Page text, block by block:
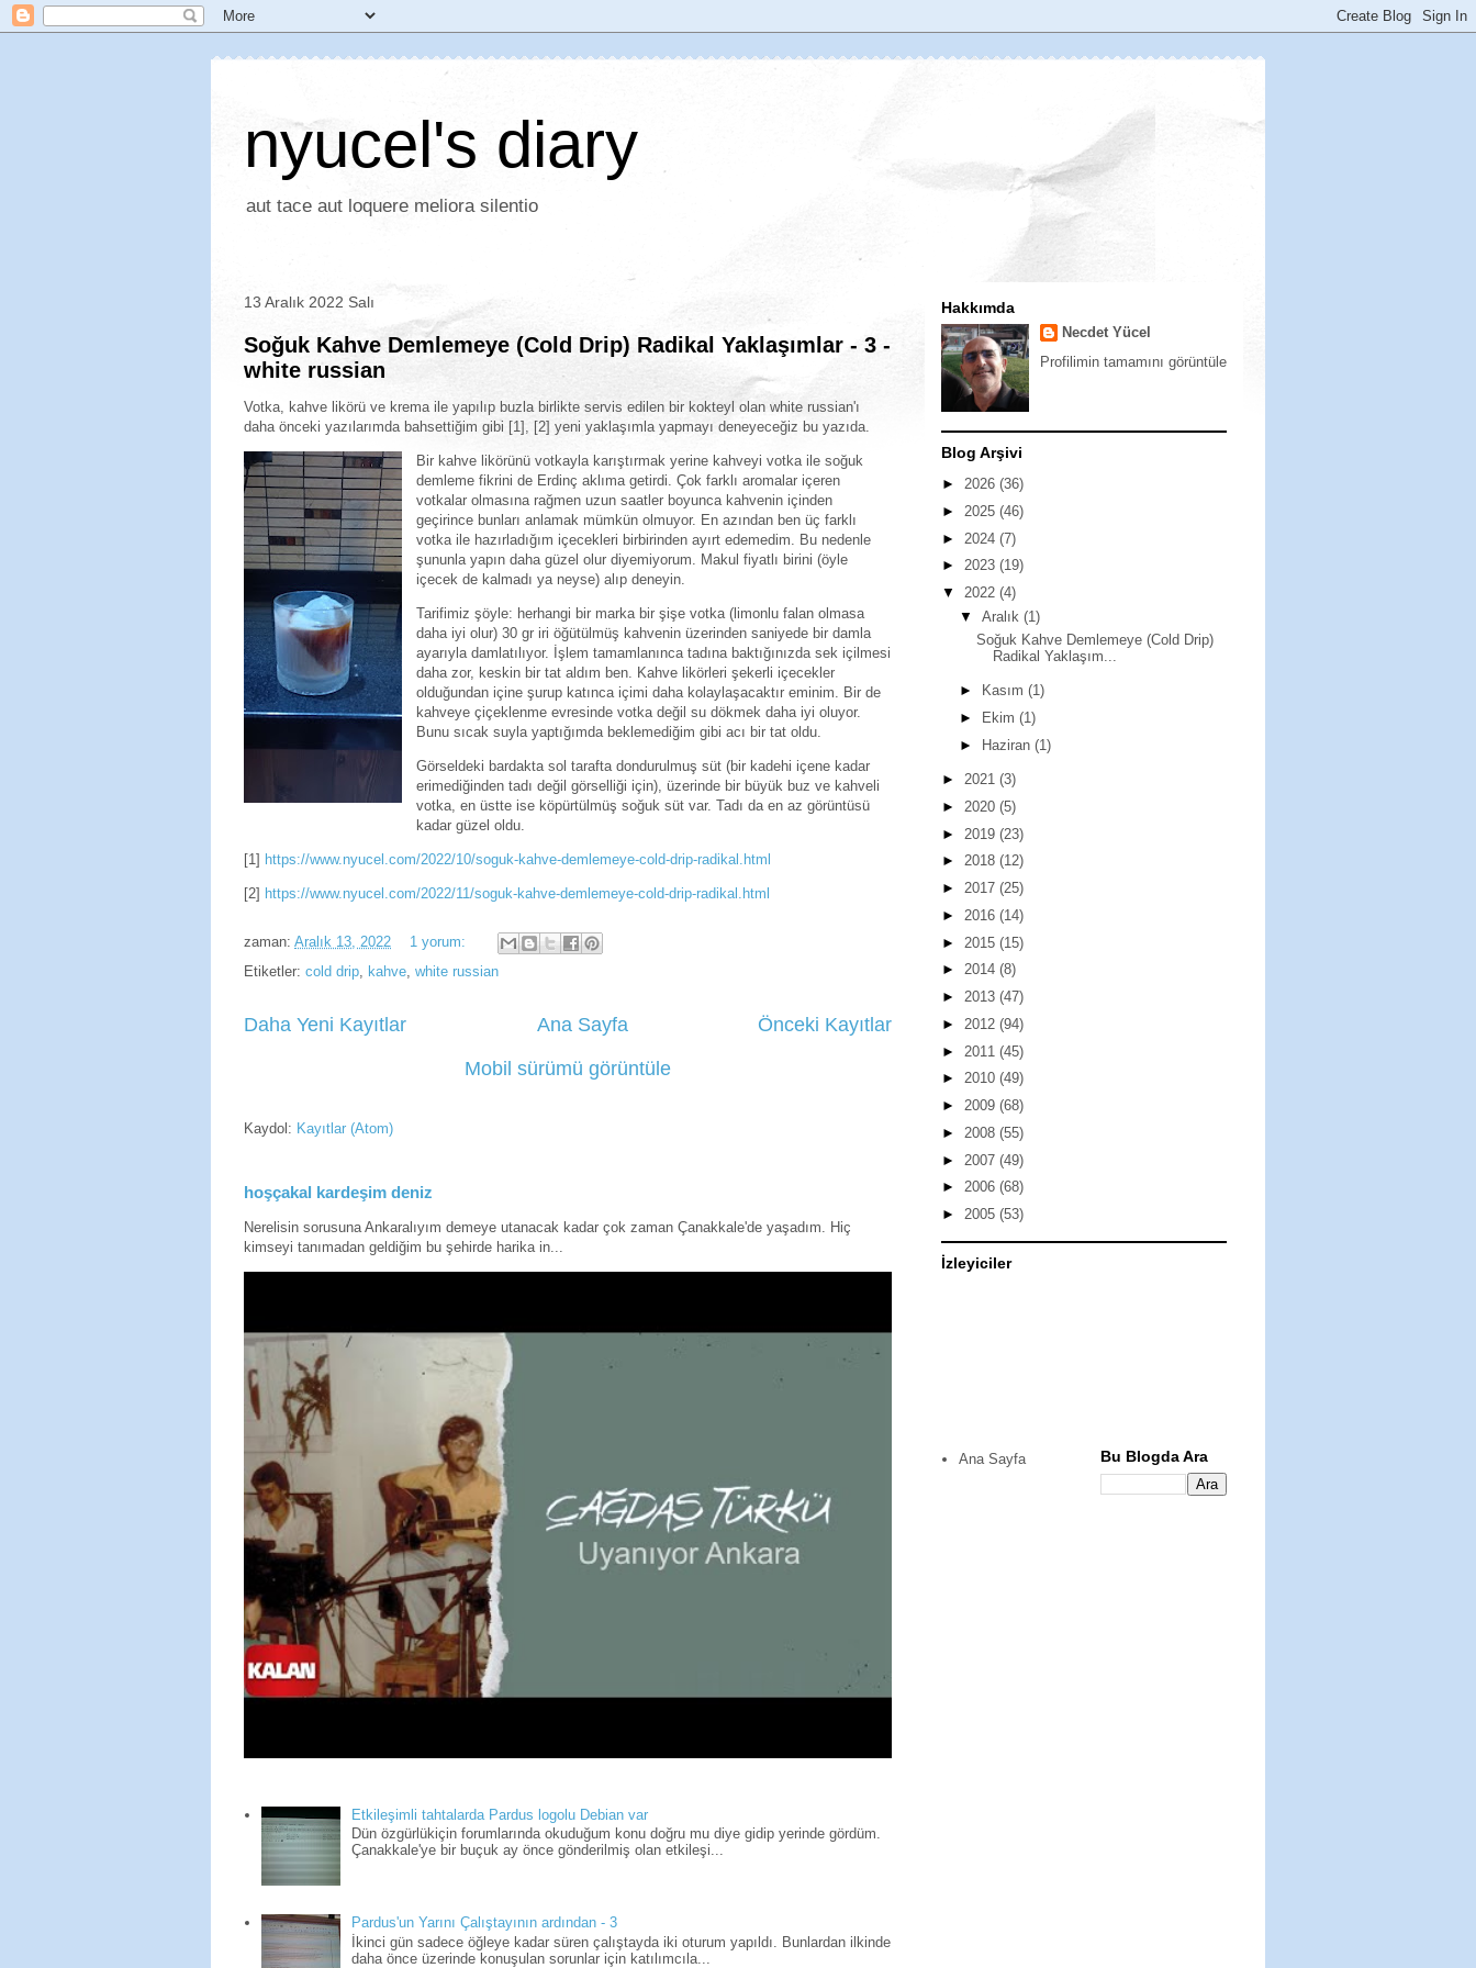
nyucel's diary
aut tace aut loquere meliora silentio
13 Aralık 2022 Salı
Soğuk Kahve Demlemeye (Cold Drip) Radikal Yaklaşımlar - 3 -
white russian
Votka, kahve likörü ve krema ile yapılıp buzla birlikte servis edilen bir kokteyl olan white russian'ı
daha önceki yazılarımda bahsettiğim gibi [1], [2] yeni yaklaşımla yapmayı deneyeceğiz bu yazıda.
Bir kahve likörünü votkayla karıştırmak yerine kahveyi votka ile soğuk
demleme fikrini de Erdinç aklıma getirdi. Çok farklı aromalar içeren
votkalar olmasına rağmen uzun saatler boyunca kahvenin içinden
geçirince bunları anlamak mümkün olmuyor. En azından ben üç farklı
votka ile hazırladığım içecekleri birbirinden ayırt edemedim. Bu nedenle
şununla yapın daha güzel olur diyemiyorum. Makul fiyatlı birini (öyle
içecek de kalmadı ya neyse) alıp deneyin.
Tarifimiz şöyle: herhangi bir marka bir şişe votka (limonlu falan olmasa
daha iyi olur) 30 gr iri öğütülmüş kahvenin üzerinden saniyede bir damla
ayarıyla damlatılıyor. İşlem tamamlanınca tadına baktığınızda sek içilmesi
daha zor, keskin bir tat aldım ben. Kahve likörleri şekerli içecekler
olduğundan içine şurup katınca içimi daha kolaylaşacaktır eminim. Bir de
kahveye çiçeklenme evresinde votka değil su dökmek daha iyi oluyor.
Bunu sıcak suyla yaptığımda beklemediğim gibi acı bir tat oldu.
Görseldeki bardakta sol tarafta dondurulmuş süt (bir kadehi içene kadar
erimediğinden tadı değil görselliği için), üzerinde bir büyük buz ve kahveli
votka, en üstte ise köpürtülmüş soğuk süt var. Tadı da en az görüntüsü
kadar güzel oldu.
[1] https://www.nyucel.com/2022/10/soguk-kahve-demlemeye-cold-drip-radikal.html
[2] https://www.nyucel.com/2022/11/soguk-kahve-demlemeye-cold-drip-radikal.html
zaman: Aralık 13, 2022
1 yorum:
Etiketler: cold drip, kahve, white russian
Daha Yeni Kayıtlar Önceki Kayıtlar
Ana Sayfa
Mobil sürümü görüntüle
Kaydol: Kayıtlar (Atom)
hoşçakal kardeşim deniz
Nerelisin sorusuna Ankaralıyım demeye utanacak kadar çok zaman Çanakkale'de yaşadım. Hiç
kimseyi tanımadan geldiğim bu şehirde harika in...
Etkileşimli tahtalarda Pardus logolu Debian var
Dün özgürlükiçin forumlarında okuduğum konu doğru mu diye gidip yerinde gördüm.
Çanakkale'ye bir buçuk ay önce gönderilmiş olan etkileşi...
Pardus'un Yarını Çalıştayının ardından - 3
İkinci gün sadece öğleye kadar süren çalıştayda iki oturum yapıldı. Bunlardan ilkinde
daha önce üzerinde konuşulan sorunlar için katılımcıla...
Hakkımda
Necdet Yücel
Profilimin tamamını görüntüle
Blog Arşivi
► 2026 (36)
► 2025 (46)
► 2024 (7)
► 2023 (19)
▼ 2022 (4)
▼ Aralık (1)
Soğuk Kahve Demlemeye (Cold Drip)
Radikal Yaklaşım...
► Kasım (1)
►
Ekim (1)
►
Haziran (1)
► 2021 (3)
► 2020 (5)
► 2019 (23)
► 2018 (12)
► 2017 (25)
► 2016 (14)
► 2015 (15)
► 2014 (8)
► 2013 (47)
► 2012 (94)
► 2011 (45)
► 2010 (49)
► 2009 (68)
► 2008 (55)
► 2007 (49)
► 2006 (68)
► 2005 (53)
İzleyiciler
Ana Sayfa Bu Blogda Ara